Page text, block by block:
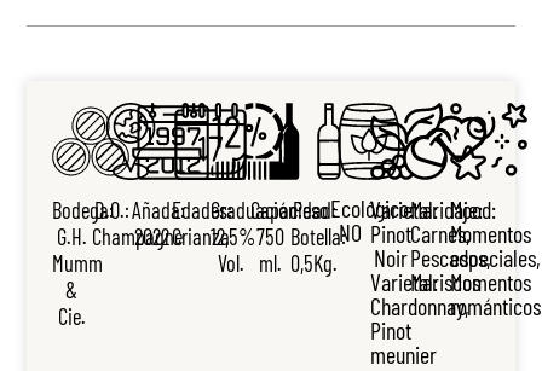
Bodega:
G.H.
Mumm
&
Cie.
D.O.:
Champagne
Añada:
2022
Edades:
Crianza
Graduación:
12,5%
Vol.
Capacidad:
750
ml.
Peso
Botella:
0,5Kg.
Ecológico:
NO
Varietal:
Pinot
Noir
Varietal:
Chardonnay,
Pinot
meunier
Maridaje:
Carnes,
Pescados,
Mariscos
Mood:
Momentos
especiales,
Momentos
románticos